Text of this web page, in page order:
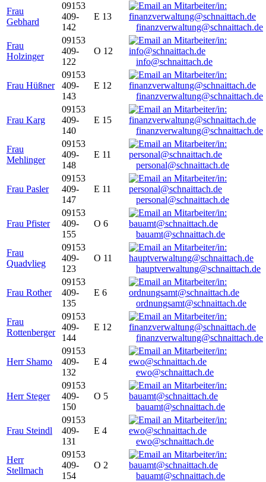
Frau
Gebhard
09153
409-
142
E 13
finanzverwaltung@schnaittach.de
Frau
Holzinger
09153
409-
122
O 12
info@schnaittach.de
Frau Hüßner
09153
409-
143
E 12
finanzverwaltung@schnaittach.de
Frau Karg
09153
409-
140
E 15
finanzverwaltung@schnaittach.de
Frau
Mehlinger
09153
409-
148
E 11
personal@schnaittach.de
Frau Pasler
09153
409-
147
E 11
personal@schnaittach.de
Frau Pfister
09153
409-
155
O 6
bauamt@schnaittach.de
Frau
Quadvlieg
09153
409-
123
O 11
hauptverwaltung@schnaittach.de
Frau Rother
09153
409-
135
E 6
ordnungsamt@schnaittach.de
Frau
Rottenberger
09153
409-
144
E 12
finanzverwaltung@schnaittach.de
Herr Shamo
09153
409-
132
E 4
ewo@schnaittach.de
Herr Steger
09153
409-
150
O 5
bauamt@schnaittach.de
Frau Steindl
09153
409-
131
E 4
ewo@schnaittach.de
Herr
Stellmach
09153
409-
154
O 2
bauamt@schnaittach.de